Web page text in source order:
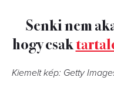
Senki nem
hogy csak
Kiemelt kép: Getty